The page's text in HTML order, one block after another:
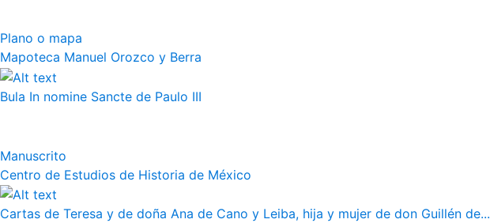
Plano o mapa
Mapoteca Manuel Orozco y Berra
Bula In nomine Sancte de Paulo III
Manuscrito
Centro de Estudios de Historia de México
Cartas de Teresa y de doña Ana de Cano y Leiba, hija y mujer de don Guillén de...